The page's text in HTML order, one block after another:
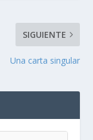
SIGUIENTE
Una carta singular